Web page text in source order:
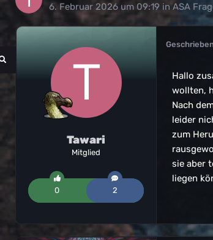
6. Februar 2026 um 09:19 inASA
Tawari
Mitglied
0 2
Hallo
wollten,
Nach
leider
zum
sie aber
liegen